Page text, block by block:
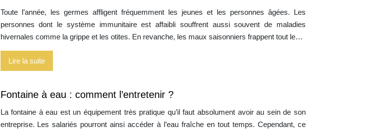
Toute l’année, les germes affligent fréquemment les jeunes et les personnes âgées. Les
personnes dont le système immunitaire est affaibli souffrent aussi souvent de maladies
hivernales comme la grippe et les otites. En revanche, les maux saisonniers frappent tout le…
Lire la suite
Fontaine à eau : comment l’entretenir ?
La fontaine à eau est un équipement très pratique qu’il faut absolument avoir au sein de son
entreprise. Les salariés pourront ainsi accéder à l’eau fraîche en tout temps. Cependant, ce